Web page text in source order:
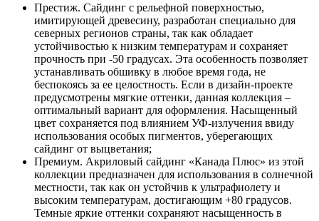
Престиж. Сайдинг с рельефной поверхностью,
имитирующей древесину, разработан специально для
северных регионов страны, так как обладает
устойчивостью к низким температурам и сохраняет
прочность при -50 градусах. Эта особенность позволяет
устанавливать обшивку в любое время года, не
беспокоясь за ее целостность. Если в дизайн-проекте
предусмотрены мягкие оттенки, данная коллекция –
оптимальный вариант для оформления. Насыщенный
цвет сохраняется под влиянием УФ-излучения ввиду
использования особых пигментов, уберегающих
сайдинг от выцветания;
Премиум. Акриловый сайдинг «Канада Плюс» из этой
коллекции предназначен для использования в солнечной
местности, так как он устойчив к ультрафиолету и
высоким температурам, достигающим +80 градусов.
Темные яркие оттенки сохраняют насыщенность в